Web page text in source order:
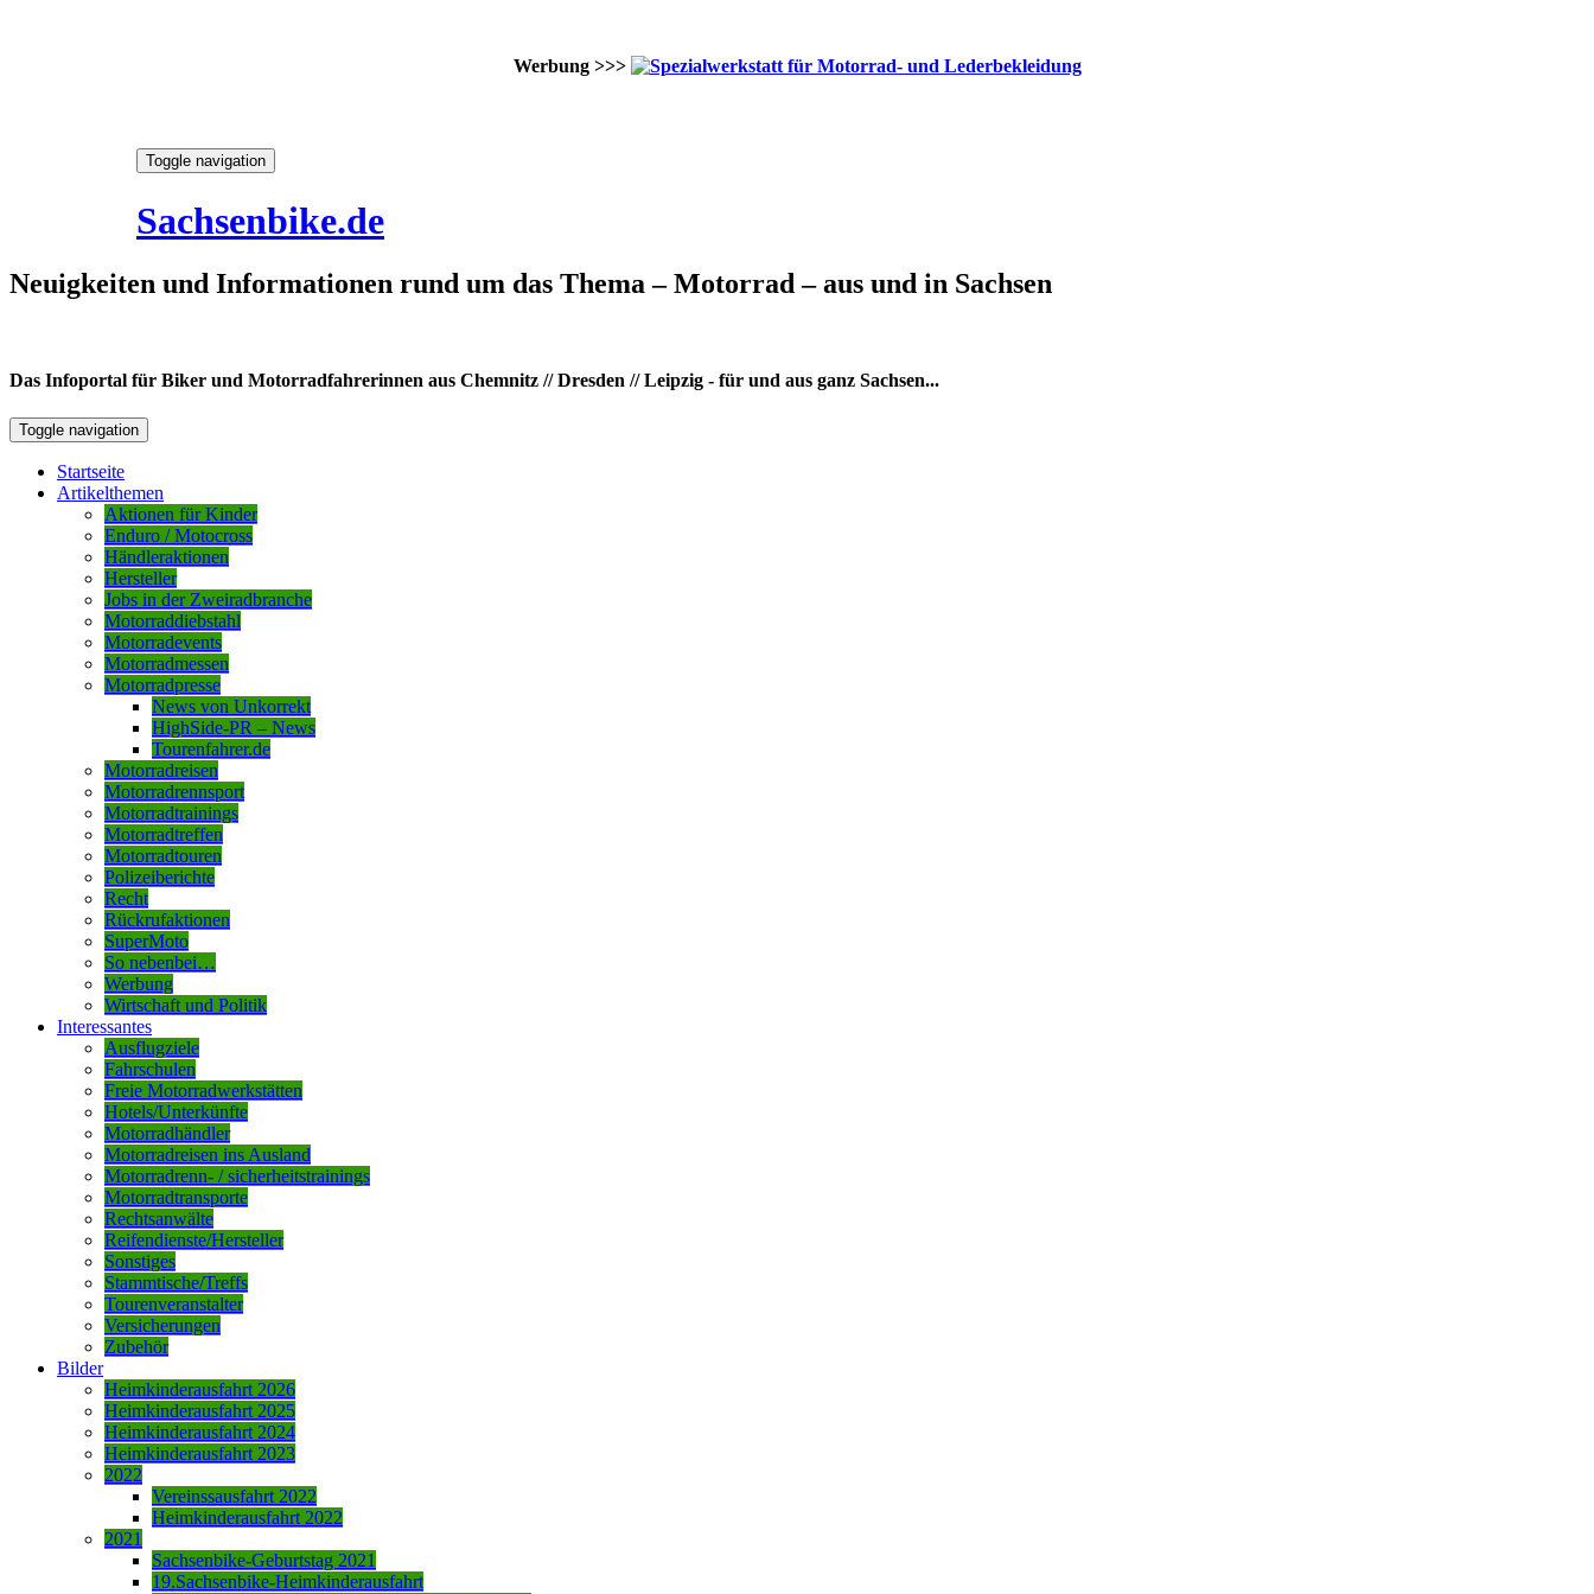
Werbung >>>
Toggle navigation
Sachsenbike.de
Neuigkeiten und Informationen rund um das Thema – Motorrad – aus und in Sachsen
Das Infoportal für Biker und Motorradfahrerinnen aus Chemnitz // Dresden // Leipzig - für und aus ganz Sachsen...
Toggle navigation
Startseite
Artikelthemen
Aktionen für Kinder
Enduro / Motocross
Händleraktionen
Hersteller
Jobs in der Zweiradbranche
Motorraddiebstahl
Motorradevents
Motorradmessen
Motorradpresse
News von Unkorrekt
HighSide-PR – News
Tourenfahrer.de
Motorradreisen
Motorradrennsport
Motorradtrainings
Motorradtreffen
Motorradtouren
Polizeiberichte
Recht
Rückrufaktionen
SuperMoto
So nebenbei…
Werbung
Wirtschaft und Politik
Interessantes
Ausflugziele
Fahrschulen
Freie Motorradwerkstätten
Hotels/Unterkünfte
Motorradhändler
Motorradreisen ins Ausland
Motorradrenn- / sicherheitstrainings
Motorradtransporte
Rechtsanwälte
Reifendienste/Hersteller
Sonstiges
Stammtische/Treffs
Tourenveranstalter
Versicherungen
Zubehör
Bilder
Heimkinderausfahrt 2026
Heimkinderausfahrt 2025
Heimkinderausfahrt 2024
Heimkinderausfahrt 2023
2022
Vereinssausfahrt 2022
Heimkinderausfahrt 2022
2021
Sachsenbike-Geburtstag 2021
19.Sachsenbike-Heimkinderausfahrt